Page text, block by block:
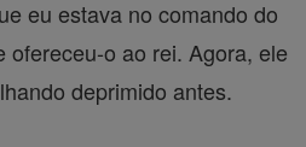
eu estava no comando do
ofereceu-o ao rei. Agora, ele
deprimido antes.